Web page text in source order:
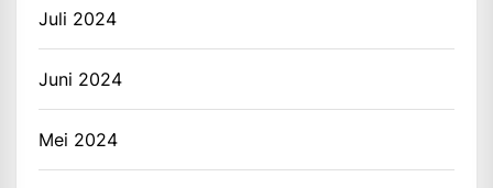
Juli 2024
Juni 2024
Mei 2024